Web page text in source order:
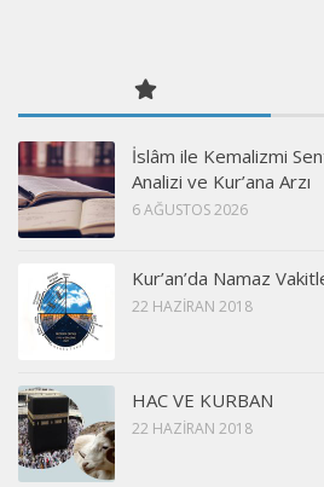
İslâm ile Kemalizmi
Analizi ve Kur’ana Arzı
6 AĞUSTOS 2026
Kur’an’da Namaz
22 HAZIRAN 2018
HAC VE KURBAN
22 HAZIRAN 2018